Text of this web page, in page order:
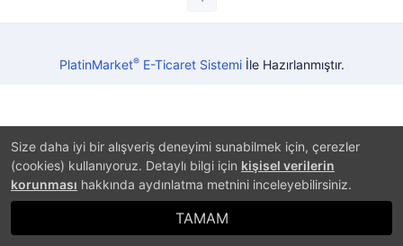
Size daha iyi bir alışveriş deneyimi sunabilmek için, çerezler
(cookies) kullanıyoruz. Detaylı bilgi için kişisel verilerin
korunması hakkında aydınlatma metnini inceleyebilirsiniz.
TAMAM
PlatinMarket®E-Ticaret Sistemiİle Hazırlanmıştır.